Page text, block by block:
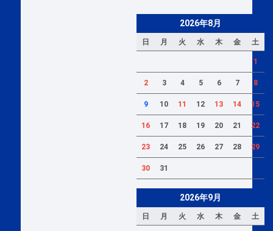
2026年8月
日 月 火 水 木 金 土
1
2 3 4 5 6 7 8
9 10 11 12 13 14 15
16 17 18 19 20 21 22
23 24 25 26 27 28 29
30 31
2026年9月
日 月 火 水 木 金 土